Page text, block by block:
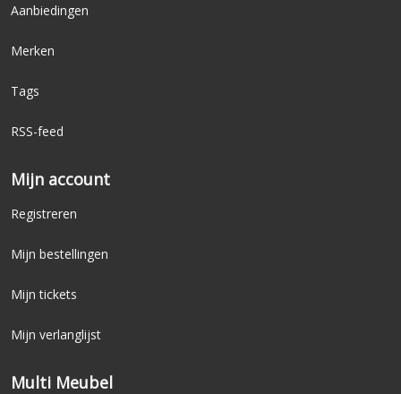
Aanbiedingen
Merken
Tags
RSS-feed
Mijn account
Registreren
Mijn bestellingen
Mijn tickets
Mijn verlanglijst
Multi Meubel